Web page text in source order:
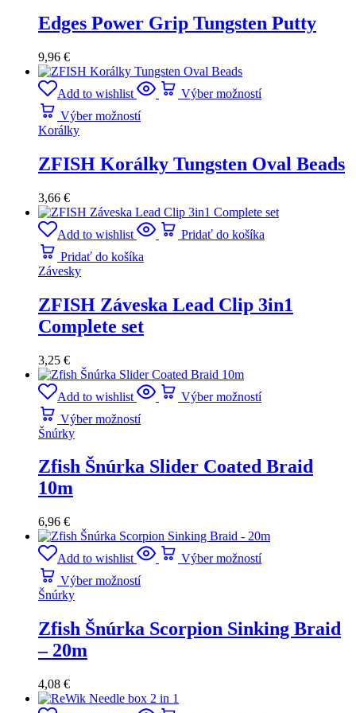
Edges Power Grip Tungsten Putty
9,96 €
Add to wishlist
Výber možností
Výber možností
Korálky
ZFISH Korálky Tungsten Oval Beads
3,66 €
Add to wishlist
Pridať do košíka
Pridať do košíka
Závesky
ZFISH Záveska Lead Clip 3in1
Complete set
3,25 €
Add to wishlist
Výber možností
Výber možností
Šnúrky
Zfish Šnúrka Slider Coated Braid
10m
6,96 €
Add to wishlist
Výber možností
Výber možností
Šnúrky
Zfish Šnúrka Scorpion Sinking Braid
– 20m
4,08 €